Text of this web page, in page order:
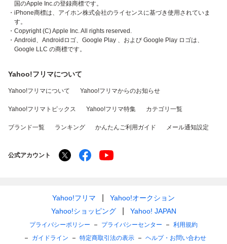
国のApple Inc.の登録商標です。
・iPhone商標は、アイホン株式会社のライセンスに基づき使用されていま
す。
・Copyright (C) Apple Inc. All rights reserved.
・Android、Androidロゴ、Google Play 、および Google Play ロゴは、
Google LLC の商標です。
Yahoo!フリマについて
Yahoo!フリマについて Yahoo!フリマからのお知らせ
Yahoo!フリマトピックス Yahoo!フリマ特集 カテゴリ一覧
ブランド一覧 ランキング かんたんご利用ガイド メール通知設定
公式アカウント
Yahoo!フリマ
Yahoo!オークション
Yahoo!ショッピング
Yahoo! JAPAN
プライバシーポリシー プライバシーセンター
利用規約
ガイドライン
特定商取引法の表示 ヘルプ・お問い合わせ